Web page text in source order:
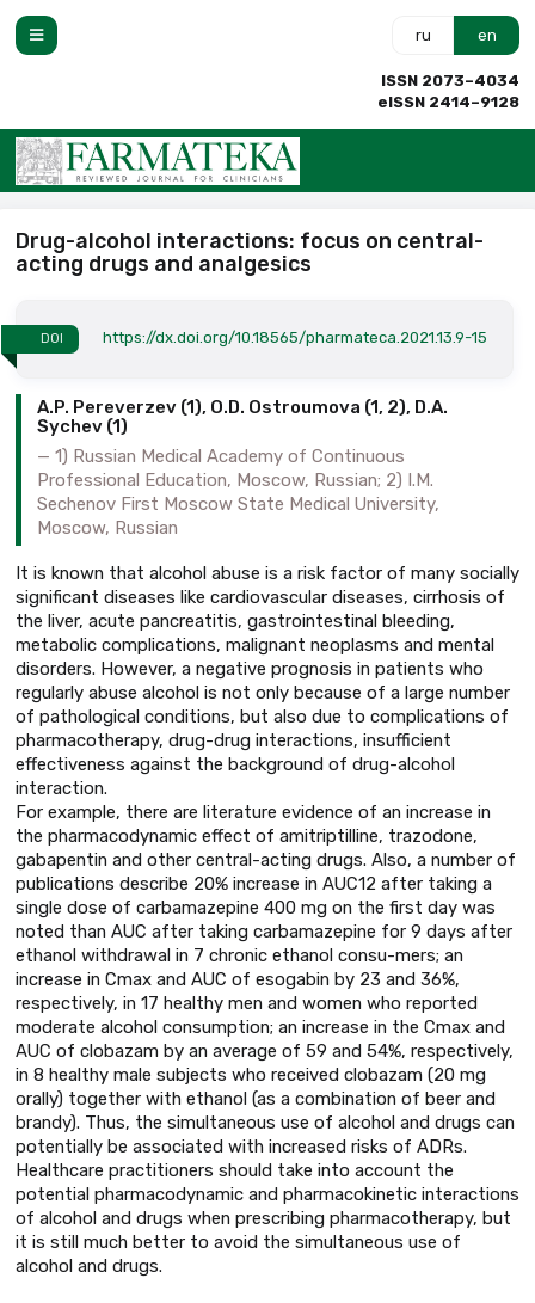
ru en
ISSN 2073–4034
eISSN 2414–9128
Drug-alcohol interactions: focus on central-
acting drugs and analgesics
DOI https://dx.doi.org/10.18565/pharmateca.2021.13.9-15
A.P. Pereverzev (1), O.D. Ostroumova (1, 2), D.A.
Sychev (1)
1) Russian Medical Academy of Continuous
Professional Education, Moscow, Russian; 2) I.M.
Sechenov First Moscow State Medical University,
Moscow, Russian
It is known that alcohol abuse is a risk factor of many socially
significant diseases like cardiovascular diseases, cirrhosis of
the liver, acute pancreatitis, gastrointestinal bleeding,
metabolic complications, malignant neoplasms and mental
disorders. However, a negative prognosis in patients who
regularly abuse alcohol is not only because of a large number
of pathological conditions, but also due to complications of
pharmacotherapy, drug-drug interactions, insufficient
effectiveness against the background of drug-alcohol
interaction.
For example, there are literature evidence of an increase in
the pharmacodynamic effect of amitriptilline, trazodone,
gabapentin and other central-acting drugs. Also, a number of
publications describe 20% increase in AUC12 after taking a
single dose of carbamazepine 400 mg on the first day was
noted than AUC after taking carbamazepine for 9 days after
ethanol withdrawal in 7 chronic ethanol consu-mers; an
increase in Cmax and AUC of esogabin by 23 and 36%,
respectively, in 17 healthy men and women who reported
moderate alcohol consumption; an increase in the Cmax and
AUC of clobazam by an average of 59 and 54%, respectively,
in 8 healthy male subjects who received clobazam (20 mg
orally) together with ethanol (as a combination of beer and
brandy). Thus, the simultaneous use of alcohol and drugs can
potentially be associated with increased risks of ADRs.
Healthcare practitioners should take into account the
potential pharmacodynamic and pharmacokinetic interactions
of alcohol and drugs when prescribing pharmacotherapy, but
it is still much better to avoid the simultaneous use of
alcohol and drugs.